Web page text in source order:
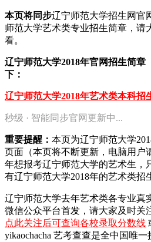
本页将同步辽宁师范大学招生网官
师范大学艺术类专业招生简章，请
看。
辽宁师范大学2018年官网招生简章
下：
辽宁师范大学2018年艺术类本科招
秒级 · 智能同步官网更新中...
重要提醒： 本页为辽宁师范大学
页面（本页将不断更新，电脑用户
年想报考辽宁师范大学的艺术生，
有辽宁师范大学2018年的艺术类招
辽宁师范大学去年艺术类各专业真
微信公众平台首发， 请大家及时关
点此关注后可查询各校录取分数线
yikaochacha 艺考查查是全中国唯一